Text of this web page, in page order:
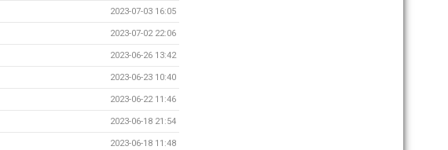
2023-07-03 16:05
2023-07-02 22:06
2023-06-26 13:42
2023-06-23 10:40
2023-06-22 11:46
2023-06-18 21:54
2023-06-18 11:48